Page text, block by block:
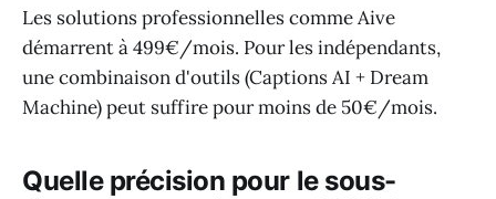
Les solutions professionnelles comme Aive
démarrent à 499€/mois. Pour les indépendants,
une combinaison d'outils (Captions AI + Dream
Machine) peut suffire pour moins de 50€/mois.
Quelle précision pour le sous-